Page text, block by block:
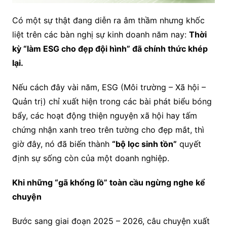
Có một sự thật đang diễn ra âm thầm nhưng khốc
liệt trên các bàn nghị sự kinh doanh năm nay: Thời
kỳ “làm ESG cho đẹp đội hình” đã chính thức khép
lại.
Nếu cách đây vài năm, ESG (Môi trường – Xã hội –
Quản trị) chỉ xuất hiện trong các bài phát biểu bóng
bẩy, các hoạt động thiện nguyện xã hội hay tấm
chứng nhận xanh treo trên tường cho đẹp mắt, thì
giờ đây, nó đã biến thành “bộ lọc sinh tồn” quyết
định sự sống còn của một doanh nghiệp.
Khi những “gã khổng lồ” toàn cầu ngừng nghe kể
chuyện
Bước sang giai đoạn 2025 – 2026, câu chuyện xuất